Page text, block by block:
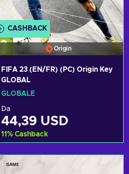
CASHBACK
Origin
FIFA 23 (EN/FR) (PC) Origin Key
GLOBAL
GLOBALE
Da
44,39 USD
11% Cashback